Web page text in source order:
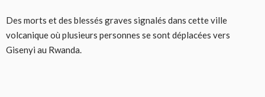
Des morts et des blessés graves signalés dans cette ville
volcanique où plusieurs personnes se sont déplacées vers
Gisenyi au Rwanda.